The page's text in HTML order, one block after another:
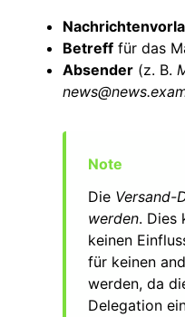
Betreff für das
Absender (z. B.
Die Versand-
werden. Dies
keinen
für keinen
werden, da
Delegation